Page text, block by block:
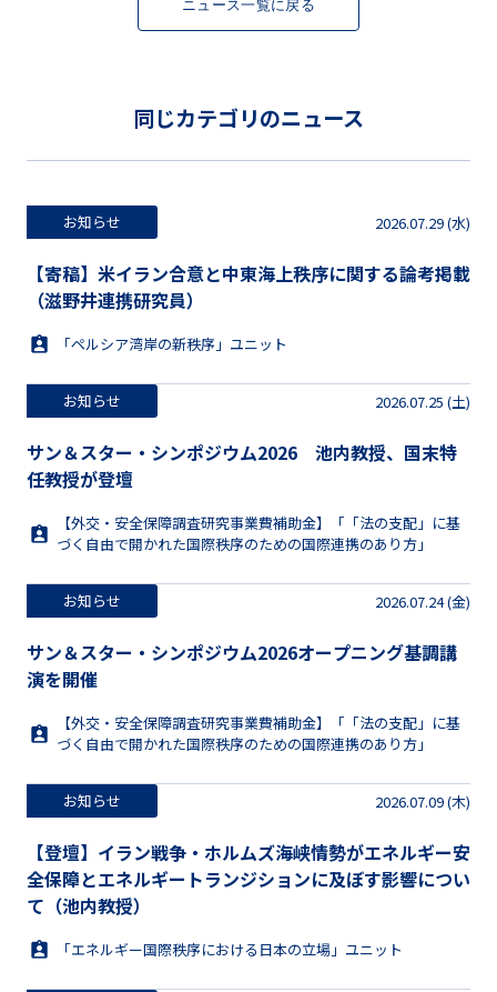
ニュース一覧に戻る
同じカテゴリのニュース
お知らせ 2026.07.29 (水)
【寄稿】米イラン合意と中東海上秩序に関する論考掲載
（滋野井連携研究員）
「ペルシア湾岸の新秩序」ユニット
お知らせ 2026.07.25 (土)
サン＆スター・シンポジウム2026 池内教授、国末特
任教授が登壇
【外交・安全保障調査研究事業費補助金】「「法の支配」に基
づく自由で開かれた国際秩序のための国際連携のあり方」
お知らせ 2026.07.24 (金)
サン＆スター・シンポジウム2026オープニング基調講
演を開催
【外交・安全保障調査研究事業費補助金】「「法の支配」に基
づく自由で開かれた国際秩序のための国際連携のあり方」
お知らせ 2026.07.09 (木)
【登壇】イラン戦争・ホルムズ海峡情勢がエネルギー安
全保障とエネルギートランジションに及ぼす影響につい
て（池内教授）
「エネルギー国際秩序における日本の立場」ユニット